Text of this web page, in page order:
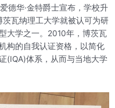
德华·金特爵士宣布，学校升
瓦纳理工大学就被认可为研
大学之一。2010年，博茨瓦
构的自我认证资格，以简化
(IQA)体系，从而与当地大学